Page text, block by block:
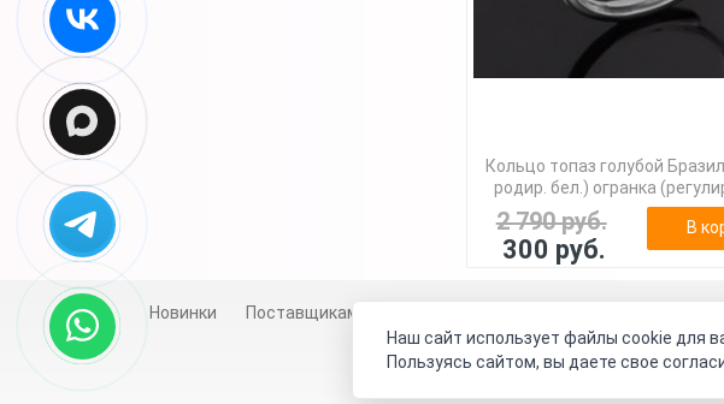
Кольцо топаз голубой
родир. бел.) огранка
2 790 руб.
300 руб.
В
Новинки Поставщикам
Видео о камнях
Наш сайт использует файлы cookie для
Пользуясь сайтом, вы даете свое